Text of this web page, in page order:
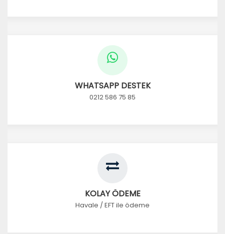
WHATSAPP DESTEK
0212 586 75 85
KOLAY ÖDEME
Havale / EFT ile ödeme